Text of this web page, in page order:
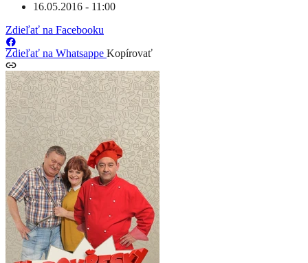
16.05.2016 - 11:00
Zdieľať na Facebooku
Zdieľať na Whatsappe Kopírovať